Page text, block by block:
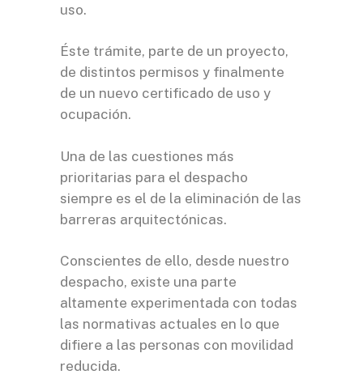
uso.
Éste trámite, parte de un proyecto,
de distintos permisos y finalmente
de un nuevo certificado de uso y
ocupación.
Una de las cuestiones más
prioritarias para el despacho
siempre es el de la eliminación de las
barreras arquitectónicas.
Conscientes de ello, desde nuestro
despacho, existe una parte
altamente experimentada con todas
las normativas actuales en lo que
difiere a las personas con movilidad
reducida.